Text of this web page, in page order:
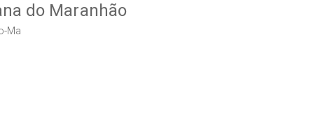
do Maranhão
Ma